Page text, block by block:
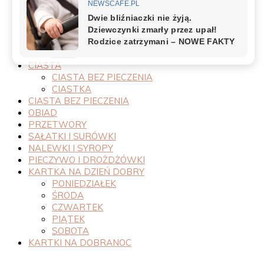
PRZEPISY
PRZETWORY
PRZYSTAWKI
SAŁATKI I SURÓWKI
SOSY
CIASTA
CIASTA BEZ PIECZENIA
CIASTKA
CIASTA BEZ PIECZENIA
OBIAD
PRZETWORY
SAŁATKI I SURÓWKI
NALEWKI I SYROPY
PIECZYWO I DROŻDŻÓWKI
KARTKA NA DZIEŃ DOBRY
PONIEDZIAŁEK
ŚRODA
CZWARTEK
PIĄTEK
SOBOTA
KARTKI NA DOBRANOC